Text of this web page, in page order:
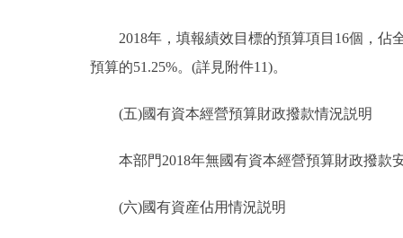
2018年，填報績效目標的預算項目16個，佔全
預算的51.25%。(詳見附件11)。
(五)國有資本經營預算財政撥款情況説明
本部門2018年無國有資本經營預算財政撥款
(六)國有資産佔用情況説明